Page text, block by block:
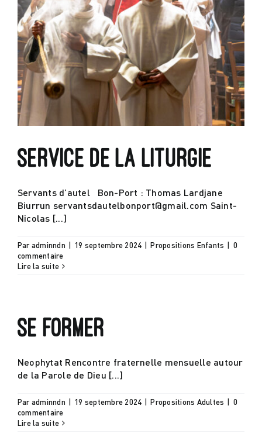
Service de la liturgie
Servants d’autel Bon-Port : Thomas Lardjane
Biurrun servantsdautelbonport@gmail.com Saint-
Nicolas [...]
Paradminndn | 19 septembre 2024 | Propositions Enfants | 0
commentaire
Lire la suite
Se Former
Neophytat Rencontre fraternelle mensuelle autour
de la Parole de Dieu [...]
Paradminndn | 19 septembre 2024 | Propositions Adultes | 0
commentaire
Lire la suite